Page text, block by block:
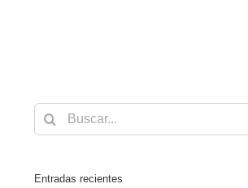
Buscar:
Entradas recientes